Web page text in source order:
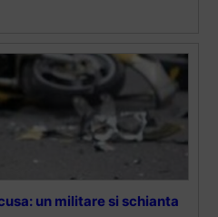
un militare si schianta